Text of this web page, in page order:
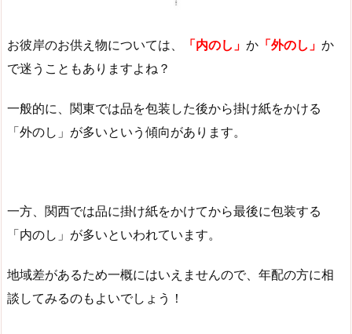
お彼岸のお供え物については、 「内のし」 か 「外のし」 か
で迷うこともありますよね？
一般的に、関東では品を包装した後から掛け紙をかける
「外のし」が多いという傾向があります。
一方、関西では品に掛け紙をかけてから最後に包装する
「内のし」が多いといわれています。
地域差があるため一概にはいえませんので、年配の方に相
談してみるのもよいでしょう！